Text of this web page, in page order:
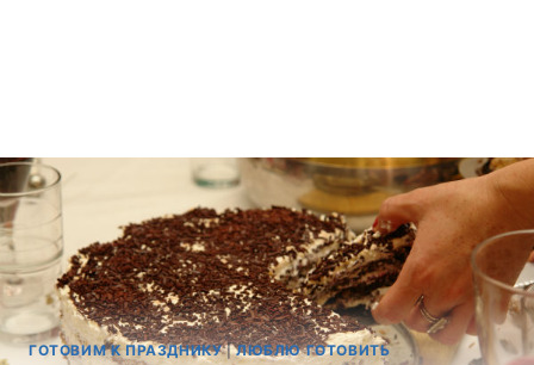
ГОТОВИМ К ПРАЗДНИКУ|ЛЮБЛЮ ГОТОВИТЬ